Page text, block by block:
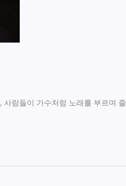
람들이 가수처럼 노래를 부르며 즐